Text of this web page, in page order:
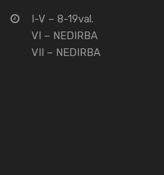
I-V – 8-19val.
VI – NEDIRBA
VII – NEDIRBA